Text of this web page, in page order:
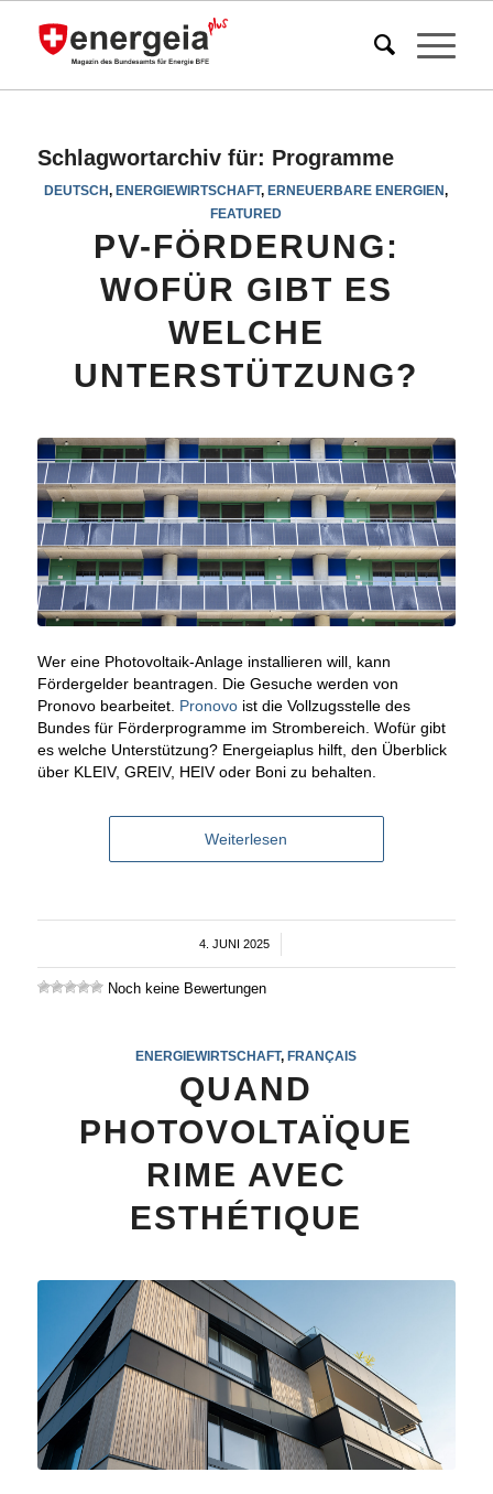
Schlagwortarchiv für: Programme
DEUTSCH,ENERGIEWIRTSCHAFT,ERNEUERBARE ENERGIEN,
FEATURED
PV-FÖRDERUNG:
WOFÜR GIBT ES
WELCHE
UNTERSTÜTZUNG?
Wer eine Photovoltaik-Anlage installieren will, kann
Fördergelder beantragen. Die Gesuche werden von
Pronovo bearbeitet. Pronovoist die Vollzugsstelle des
Bundes für Förderprogramme im Strombereich. Wofür gibt
es welche Unterstützung? Energeiaplus hilft, den Überblick
über KLEIV, GREIV, HEIV oder Boni zu behalten.
Weiterlesen
4. JUNI 2025
/
Noch keine Bewertungen
ENERGIEWIRTSCHAFT, FRANÇAIS
QUAND
PHOTOVOLTAÏQUE
RIME AVEC
ESTHÉTIQUE